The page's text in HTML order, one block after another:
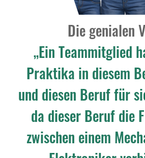
Die genialen
„Ein Teammitglied
Praktika in diesem
und diesen Beruf für
da dieser Beruf die
zwischen einem